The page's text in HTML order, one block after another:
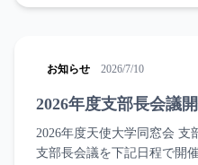
お知らせ 2026/7/10
2026年度支部長会議
2026年度天使大学同窓会 支
支部長会議を下記日程で開